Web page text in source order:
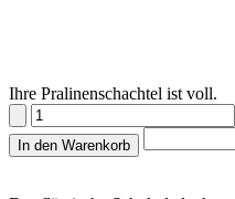
Ihre Pralinenschachtel ist voll.
In den Warenkorb